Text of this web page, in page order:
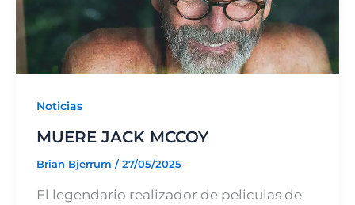
Noticias
MUERE JACK MCCOY
Brian Bjerrum /27/05/2025
El legendario realizador de peliculas de